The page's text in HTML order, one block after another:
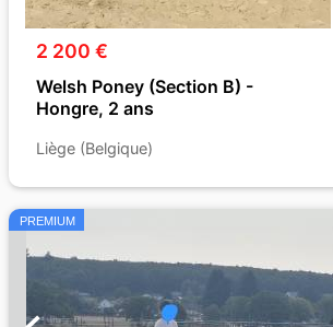
2 200 €
Welsh Poney (Section B) -
Hongre, 2 ans
Liège (Belgique)
PREMIUM